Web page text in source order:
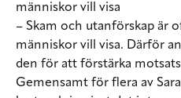
människor vill visa
– Skam och utanförskap är
människor vill visa. Därför
den för att förstärka
Gemensamt för flera av